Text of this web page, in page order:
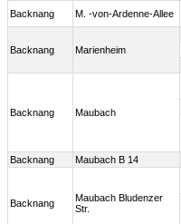
Backnang M. -von-Ardenne-Allee
Backnang Marienheim
Backnang Maubach
Backnang Maubach B 14
Backnang
Maubach Bludenzer
Str.